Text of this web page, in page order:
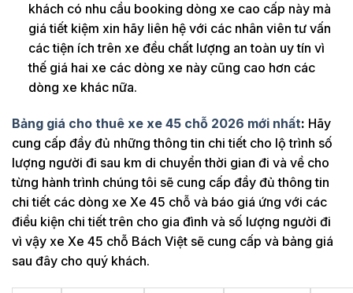
khách có nhu cầu booking dòng xe cao cấp này mà
giá tiết kiệm xin hãy liên hệ với các nhân viên tư vấn
các tiện ích trên xe đều chất lượng an toàn uy tín vì
thế giá hai xe các dòng xe này cũng cao hơn các
dòng xe khác nữa.
Bảng giá cho thuê xe xe 45 chỗ 2026 mới nhất: Hãy
cung cấp đầy đủ những thông tin chi tiết cho lộ trình số
lượng người đi sau km di chuyển thời gian đi và về cho
từng hành trình chúng tôi sẽ cung cấp đầy đủ thông tin
chi tiết các dòng xe Xe 45 chỗ và báo giá ứng với các
điều kiện chi tiết trên cho gia đình và số lượng người đi
vì vậy xe Xe 45 chỗ Bách Việt sẽ cung cấp và bảng giá
sau đây cho quý khách.